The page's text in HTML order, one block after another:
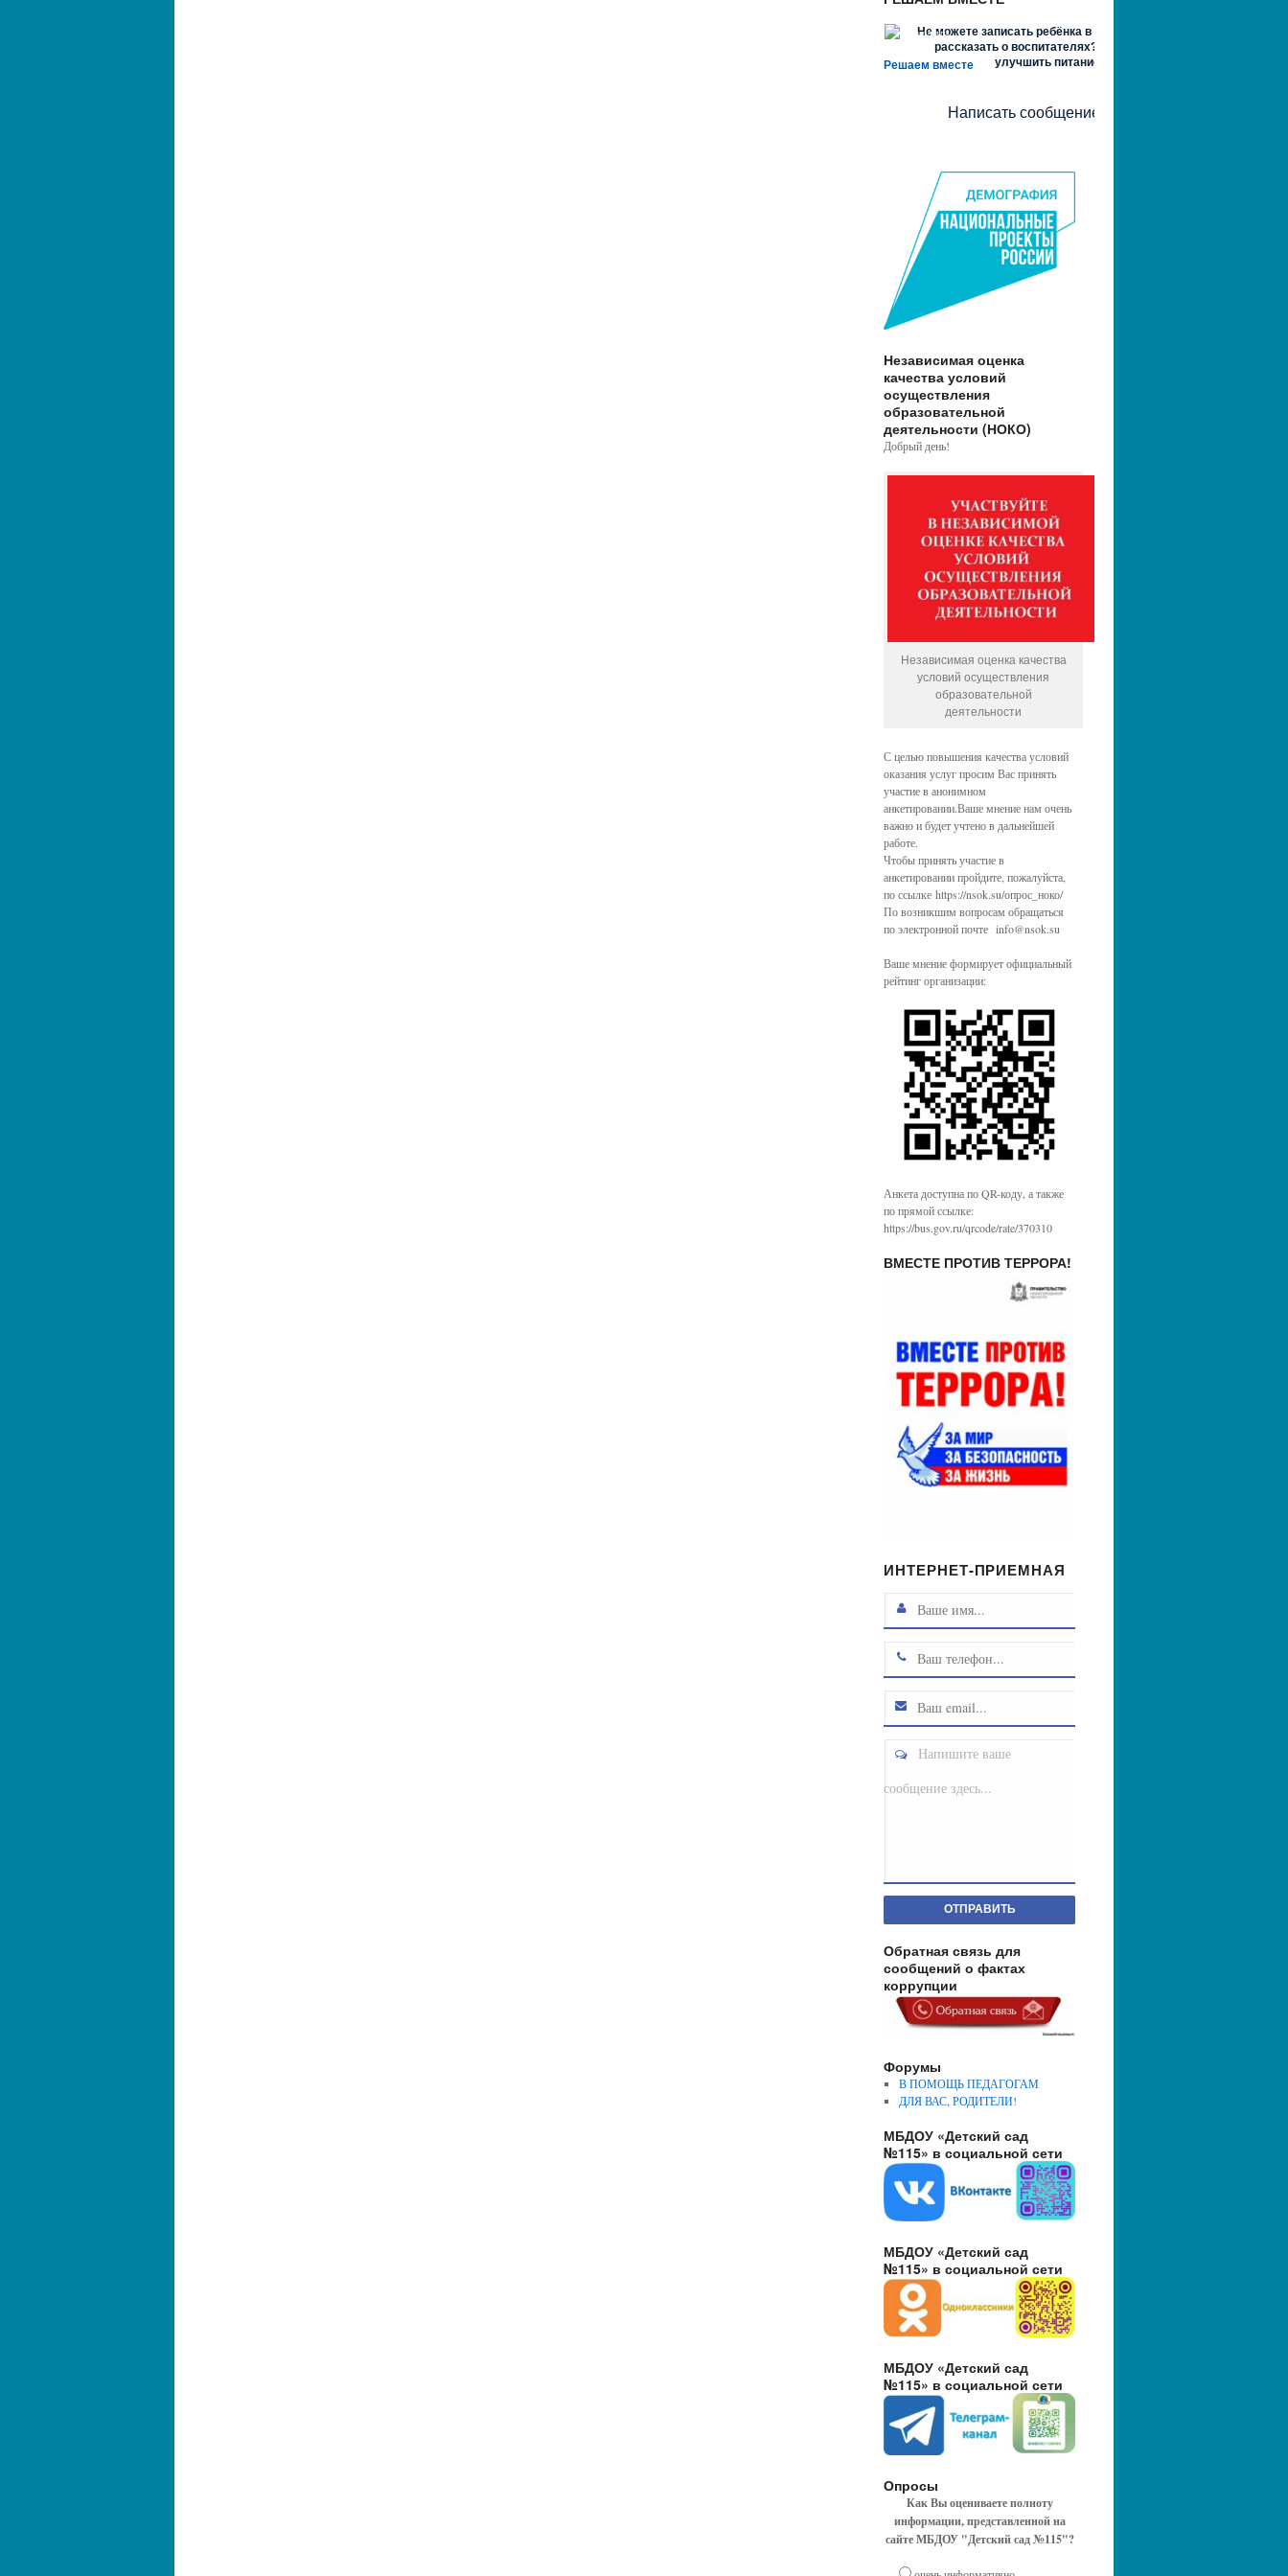
Решаем вместе
Не можете записать ребёнка в сад? Хотите
рассказать о воспитателях? Знаете, как
улучшить питание и занятия?
Написать сообщение
Независимая оценка
качества условий
осуществления
образовательной
деятельности (НОКО)
Добрый день!
Независимая оценка качества
условий осуществления
образовательной
деятельности
С целью повышения качества условий
оказания услуг просим Вас принять
участие в анонимном
анкетировании.Ваше мнение нам очень
важно и будет учтено в дальнейшей
работе.
Чтобы принять участие в
анкетировании пройдите, пожалуйста,
по ссылке https://nsok.su/опрос_ноко/
По возникшим вопросам обращаться
по электронной почте info@nsok.su
Ваше мнение формирует официальный
рейтинг организации:
Анкета доступна по QR-коду, а также
по прямой ссылке:
https://bus.gov.ru/qrcode/rate/370310
ВМЕСТЕ ПРОТИВ ТЕРРОРА!
ИНТЕРНЕТ-ПРИЕМНАЯ
Напишите ваше
сообщение здесь...
ОТПРАВИТЬ
Обратная связь для
сообщений о фактах
коррупции
Форумы
В ПОМОЩЬ ПЕДАГОГАМ
ДЛЯ ВАС, РОДИТЕЛИ!
МБДОУ «Детский сад
№115» в социальной сети
МБДОУ «Детский сад
№115» в социальной сети
МБДОУ «Детский сад
№115» в социальной сети
Опросы
Как Вы оцениваете полноту
информации, представленной на
сайте МБДОУ "Детский сад №115"?